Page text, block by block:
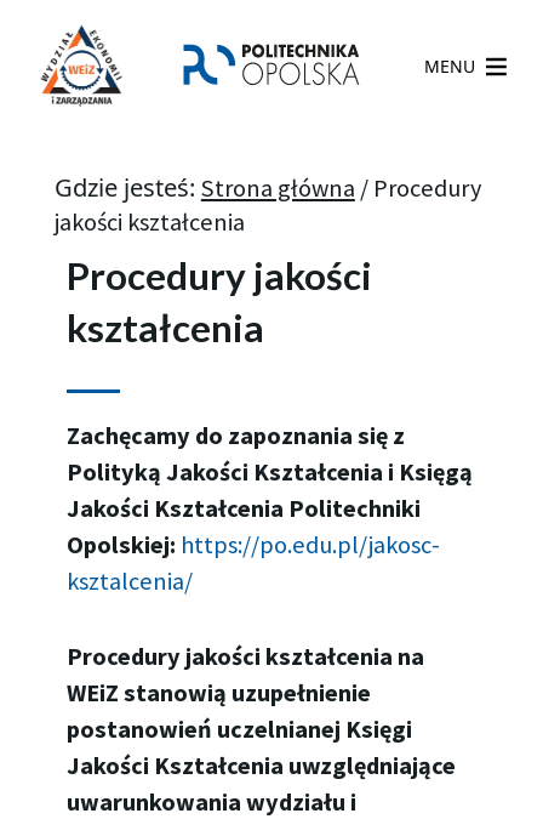
MENU
Gdzie jesteś: Strona główna / Procedury
jakości kształcenia
Procedury jakości
kształcenia
Zachęcamy do zapoznania się z
Polityką Jakości Kształcenia i Księgą
Jakości Kształcenia Politechniki
Opolskiej: https://po.edu.pl/jakosc-
ksztalcenia/
Procedury jakości kształcenia na
WEiZ stanowią uzupełnienie
postanowień uczelnianej Księgi
Jakości Kształcenia uwzględniające
uwarunkowania wydziału i